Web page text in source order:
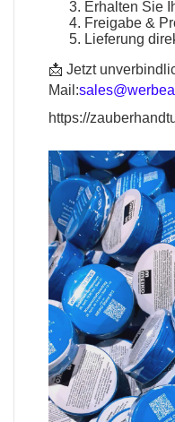
Erhalten Sie
Freigabe &
Lieferung
📩 Jetzt
Mail:
https://